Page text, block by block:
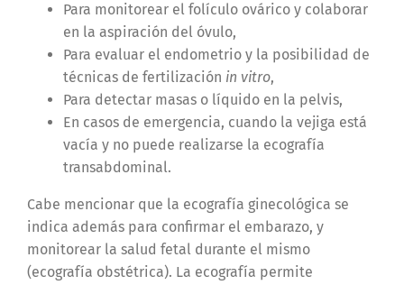
Para monitorear el folículo ovárico y colaborar
en la aspiración del óvulo,
Para evaluar el endometrio y la posibilidad de
técnicas de fertilización in vitro,
Para detectar masas o líquido en la pelvis,
En casos de emergencia, cuando la vejiga está
vacía y no puede realizarse la ecografía
transabdominal.
Cabe mencionar que la ecografía ginecológica se
indica además para confirmar el embarazo, y
monitorear la salud fetal durante el mismo
(ecografía obstétrica). La ecografía permite